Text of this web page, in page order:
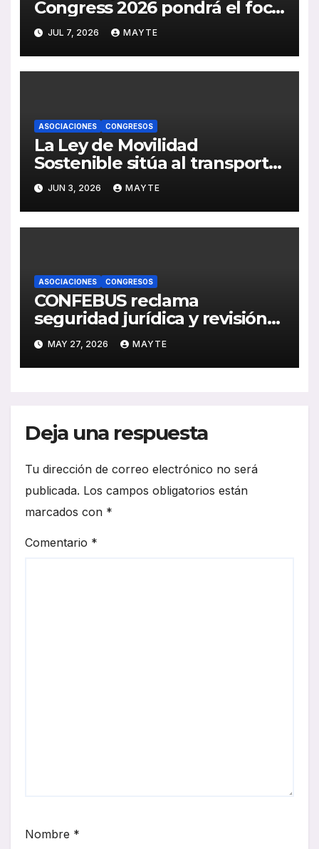
Congress 2026 pondrá el foco
en la vivienda y las soluciones
urbanas con impacto real
JUL 7, 2026 MAYTE
ASOCIACIONES CONGRESOS
La Ley de Movilidad
Sostenible sitúa al transporte
público como eje del cambio
de paradigma en España
JUN 3, 2026 MAYTE
ASOCIACIONES CONGRESOS
CONFEBUS reclama
seguridad jurídica y revisión
de costes para sostener el
modelo concesional del
autobús
MAY 27, 2026 MAYTE
Deja una respuesta
Tu dirección de correo electrónico no será
publicada. Los campos obligatorios están
marcados con *
Comentario *
Nombre *